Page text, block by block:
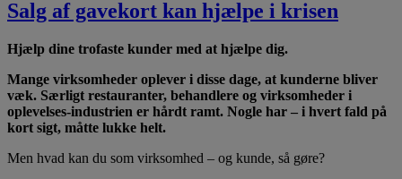
Salg af gavekort kan hjælpe i krisen
Hjælp dine trofaste kunder med at hjælpe dig.
Mange virksomheder oplever i disse dage, at kunderne bliver
væk. Særligt restauranter, behandlere og virksomheder i
oplevelses-industrien er hårdt ramt. Nogle har – i hvert fald på
kort sigt, måtte lukke helt.
Men hvad kan du som virksomhed – og kunde, så gøre?